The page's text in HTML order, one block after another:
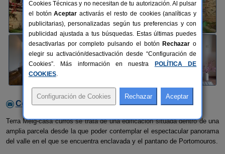
Contactar con el alojamiento
Terra Meig-casa curros se trata de una edificación situada dentro de una
amplia parcela desde la que poder contemplar el espectacular panorama
del valle en el que se encuentra enclavada y el pantano de Portomouros.
Cookies Técnicas y no necesitan de tu autorización. Al pulsar
el botónAceptar activarás el resto de cookies (analíticas y
publicitarias), personalizadas según tus preferencias y con
publicidad ajustada a tus búsquedas. Estas últimas puedes
desactivarlas por completo pulsando el botón Rechazar o
elegir su activación/desactivación desde “Configuración de
Cookies”. Más información en nuestra
POLÍTICA DE
COOKIES.